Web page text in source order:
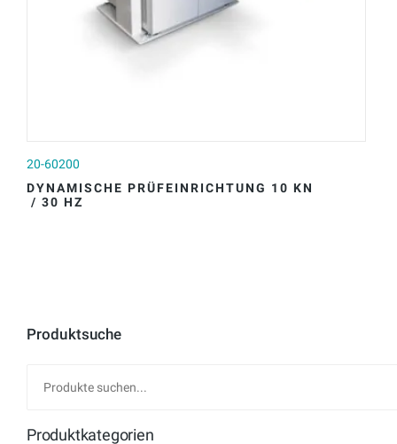
20-60200
DYNAMISCHE PRÜFEINRICHTUNG 10 KN
/ 30 HZ
Produktsuche
Produktkategorien